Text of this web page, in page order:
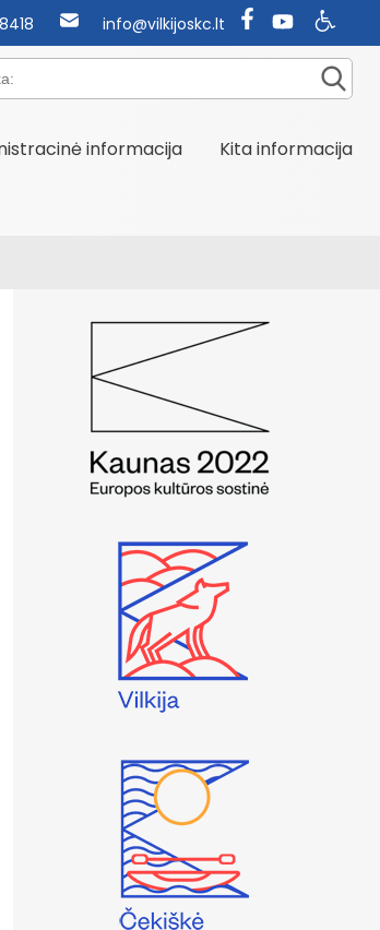
info@vilkijoskc.lt
informacija Kita informacija